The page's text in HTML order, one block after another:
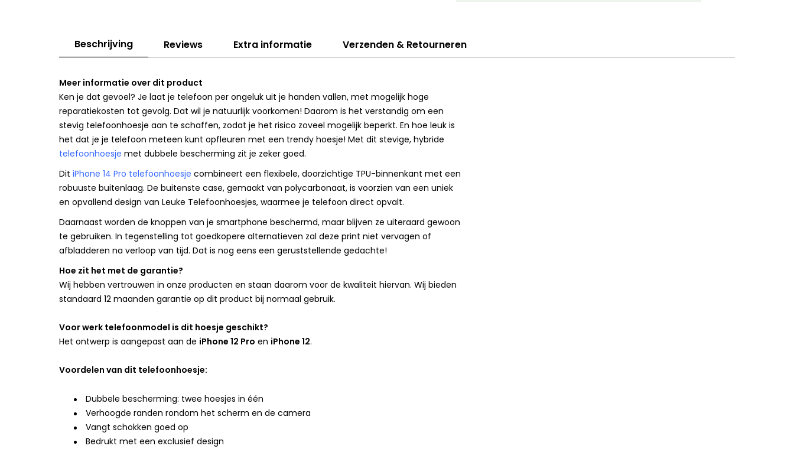
Beschrijving Reviews Extra informatie Verzenden & Retourneren
Meer informatie over dit product
Ken je dat gevoel? Je laat je telefoon per ongeluk uit je handen vallen, met mogelijk hoge
reparatiekosten tot gevolg. Dat wil je natuurlijk voorkomen! Daarom is het verstandig om een
stevig telefoonhoesje aan te schaffen, zodat je het risico zoveel mogelijk beperkt. En hoe leuk is
het dat je je telefoon meteen kunt opfleuren met een trendy hoesje! Met dit stevige, hybride
telefoonhoesje met dubbele bescherming zit je zeker goed.
Dit iPhone 14 Pro telefoonhoesje combineert een flexibele, doorzichtige TPU-binnenkant met een
robuuste buitenlaag. De buitenste case, gemaakt van polycarbonaat, is voorzien van een uniek
en opvallend design van Leuke Telefoonhoesjes, waarmee je telefoon direct opvalt.
Daarnaast worden de knoppen van je smartphone beschermd, maar blijven ze uiteraard gewoon
te gebruiken. In tegenstelling tot goedkopere alternatieven zal deze print niet vervagen of
afbladderen na verloop van tijd. Dat is nog eens een geruststellende gedachte!
Hoe zit het met de garantie?
Wij hebben vertrouwen in onze producten en staan daarom voor de kwaliteit hiervan. Wij bieden
standaard 12 maanden garantie op dit product bij normaal gebruik.
Voor werk telefoonmodel is dit hoesje geschikt?
Het ontwerp is aangepast aan de iPhone 12 Pro en iPhone 12.
Voordelen van dit telefoonhoesje:
Dubbele bescherming: twee hoesjes in één
Verhoogde randen rondom het scherm en de camera
Vangt schokken goed op
Bedrukt met een exclusief design